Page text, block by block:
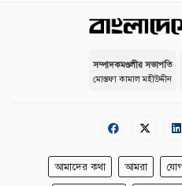
সম্পাদকমণ্ডলীর সভাপতি
মোস্তফা কামাল মহীউদ্দীন
আমাদের কথা আমরা